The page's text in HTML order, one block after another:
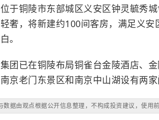
于铜陵市东部城区义安区钟灵毓秀
奢，将新建约100间客房，满足义
。
团已在铜陵布局铜雀台金陵酒店、
京老门东景区和南京中山湖设有两家
数据由观点根据公开信息整理，不构成投资建议，使用前